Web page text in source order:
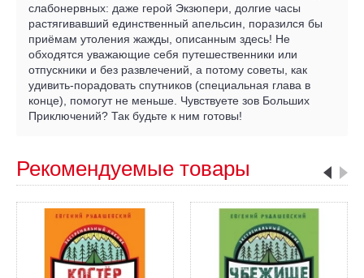
слабонервных: даже герой Экзюпери, долгие часы
растягивавший единственный апельсин, поразился бы
приёмам утоления жажды, описанным здесь! Не
обходятся уважающие себя путешественники или
отпускники и без развлечений, а потому советы, как
удивить-порадовать спутников (специальная глава в
конце), помогут не меньше. Чувствуете зов Больших
Приключений? Так будьте к ним готовы!
Рекомендуемые товары